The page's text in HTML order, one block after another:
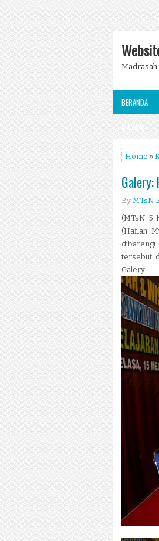
BERANDA
ALUMNI
Home »
By MTsN
(MTsN 5
(Haflah
dibarengi
tersebut
Galery: